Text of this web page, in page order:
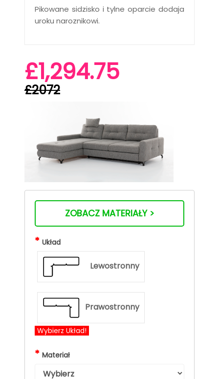
Pikowane sidzisko i tylne oparcie dodaja
uroku naroznikowi.
£1,294.75
£2072
ZOBACZ MATERIAŁY >
* Układ
Lewostronny
Prawostronny
Wybierz Układ!
* Materiał